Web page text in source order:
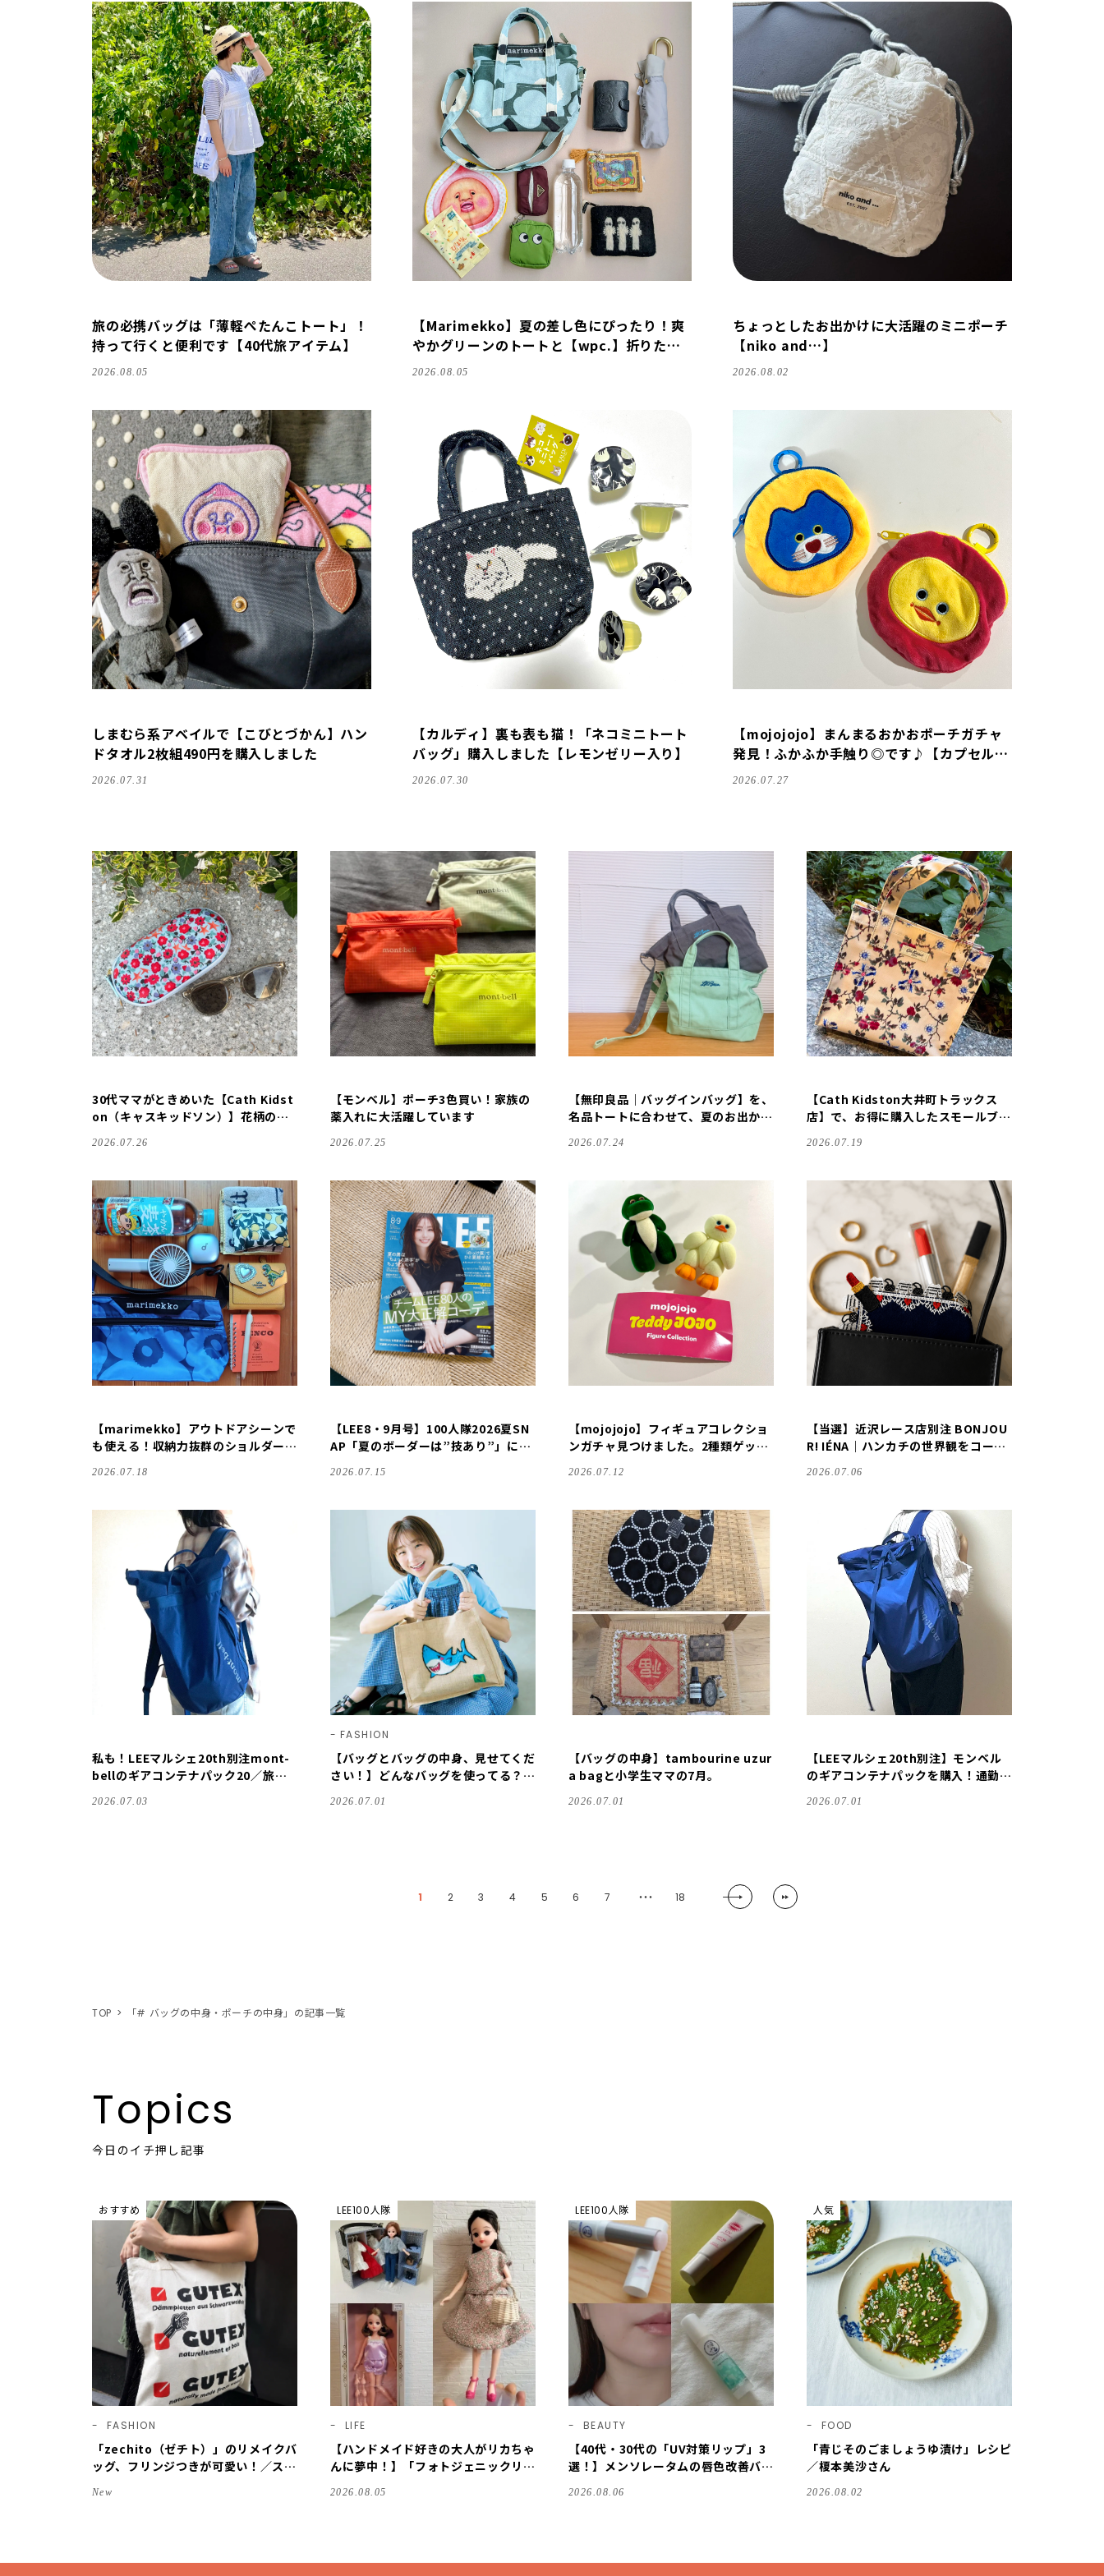
旅の必携バッグは「薄軽ぺたんこトート」！
持って行くと便利です【40代旅アイテム】
2026.08.05
【Marimekko】夏の差し色にぴったり！爽
やかグリーンのトートと【wpc.】折りたた
み傘を購入しました
2026.08.05
ちょっとしたお出かけに大活躍のミニポーチ
【niko and…】
2026.08.02
しまむら系アベイルで【こびとづかん】ハン
ドタオル2枚組490円を購入しました
2026.07.31
【カルディ】裏も表も猫！「ネコミニトート
バッグ」購入しました【レモンゼリー入り】
2026.07.30
【mojojojo】まんまるおかおポーチガチャ
発見！ふかふか手触り◎です♪【カプセルト
イ】
2026.07.27
30代ママがときめいた【Cath Kidst
on（キャスキッドソン）】花柄のグ
2026.07.26
【モンベル】ポーチ3色買い！家族の
薬入れに大活躍しています
2026.07.25
【無印良品｜バッグインバッグ】を、
名品トートに合わせて、夏のお出かけ
人隊コラボ グローサリー・2WAYス
2026.07.24
【Cath Kidston大井町トラックス
店】で、お得に購入したスモールブッ
2026.07.19
【marimekko】アウトドアシーンで
も使える！収納力抜群のショルダーバ
ody Unikko S
2026.07.18
【LEE8・9月号】100人隊2026夏SN
AP「夏のボーダーは”技あり”」に参
2026.07.15
【mojojojo】フィギュアコレクショ
ンガチャ見つけました。2種類ゲッ
2026.07.12
【当選】近沢レース店別注 BONJOU
R! IÉNA｜ハンカチの世界観をコーデ
2026.07.06
私も！LEEマルシェ20th別注mont-
bellのギアコンテナパック20／旅行
に！
2026.07.03
FASHION
【バッグとバッグの中身、見せてくだ
さい！】どんなバッグを使ってる？ポ
2026.07.01
【バッグの中身】tambourine uzur
a bagと小学生ママの7月。
2026.07.01
【LEEマルシェ20th別注】モンベル
のギアコンテナパックを購入！通勤に
ン】
2026.07.01
1 2 3 4 5 6 7 ・・・ 18
TOP 「# バッグの中身・ポーチの中身」の記事一覧
Topics
今日のイチ押し記事
おすすめ
FASHION
「zechito（ゼチト）」のリメイクバ
ッグ、フリンジつきが可愛い！／スタ
品】
New
LEE100人隊
LIFE
【ハンドメイド好きの大人がリカちゃ
んに夢中！】「フォトジェニックリ
くり実例をご紹介【LEE100人隊・20
2026.08.05
LEE100人隊
BEAUTY
【40代・30代の「UV対策リップ」3
選！】メンソレータムの唇色改善バー
策」に愛用中です【LEE読者のイチ押
2026.08.06
人気
FOOD
「青じそのごましょうゆ漬け」レシピ
／榎本美沙さん
2026.08.02